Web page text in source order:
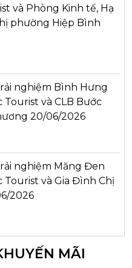
và Phòng Kinh tế, Hạ
phường Hiệp Bình
nghiệm Bình Hưng
và CLB Bước
20/06/2026
nghiệm Măng Đen
Tourist và Gia Đình Chị
2026
MÃI